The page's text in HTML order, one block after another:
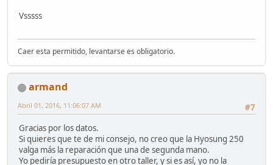
Vsssss
Caer esta permitido, levantarse es obligatorio.
armand
#7
Abril 01, 2016, 11:06:07 AM
Gracias por los datos.
Si quieres que te de mi consejo, no creo que la Hyosung 250
valga más la reparación que una de segunda mano.
Yo pediría presupuesto en otro taller, y si es así, yo no la